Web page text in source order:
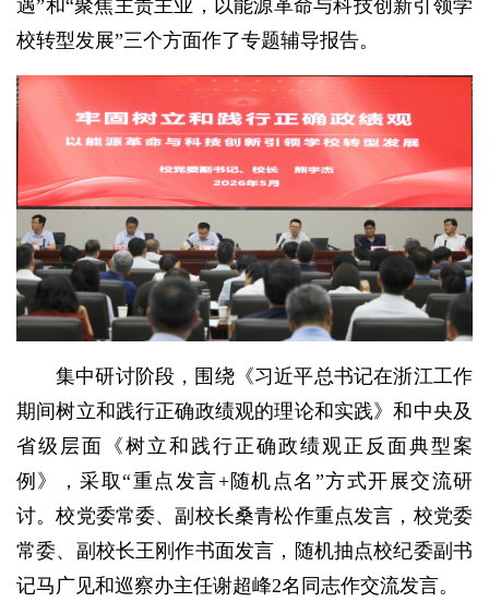
遇”和“聚焦主责主业，以能源革命与科技创新引领学
校转型发展”三个方面作了专题辅导报告。
集中研讨阶段，围绕《习近平总书记在浙江工作
期间树立和践行正确政绩观的理论和实践》和中央及
省级层面《树立和践行正确政绩观正反面典型案
例》，采取“重点发言+随机点名”方式开展交流研
讨。校党委常委、副校长桑青松作重点发言，校党委
常委、副校长王刚作书面发言，随机抽点校纪委副书
记马广见和巡察办主任谢超峰2名同志作交流发言。